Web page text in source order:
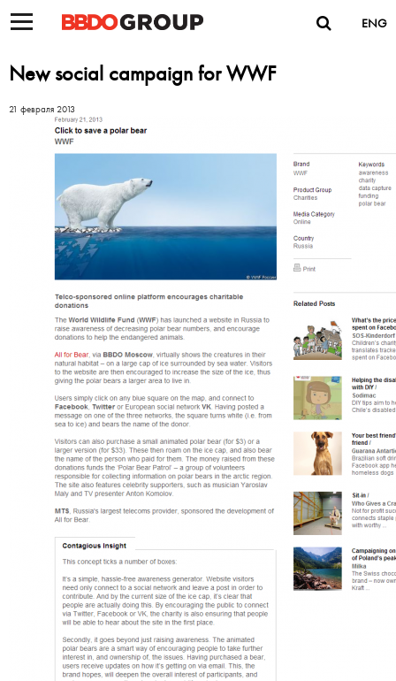
ENG
New social campaign for WWF
21 февраля 2013